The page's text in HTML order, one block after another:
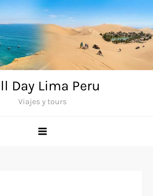
Day Lima Peru
Viajes y tours